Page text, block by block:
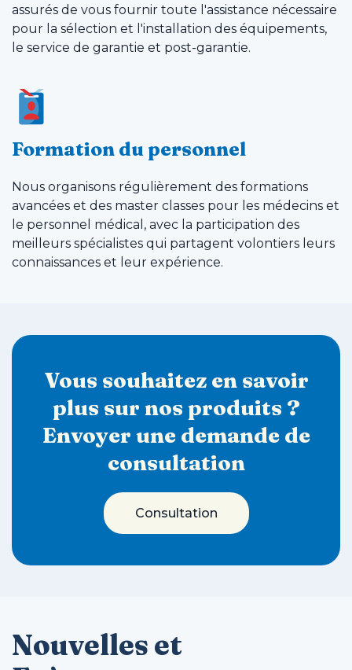
assurés de vous fournir toute l'assistance nécessaire
pour la sélection et l'installation des équipements,
le service de garantie et post-garantie.
Formation du personnel
Nous organisons régulièrement des formations
avancées et des master classes pour les médecins et
le personnel médical, avec la participation des
meilleurs spécialistes qui partagent volontiers leurs
connaissances et leur expérience.
Vous souhaitez en savoir
plus sur nos produits ?
Envoyer une demande de
consultation
Consultation
Nouvelles et